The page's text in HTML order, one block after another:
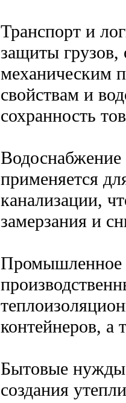
Транспорт и
защиты грузов,
механическим
свойствам и
сохранность
применяется
канализации,
замерзания и
Промышленное
контейнеров, а
Бытовые
создания